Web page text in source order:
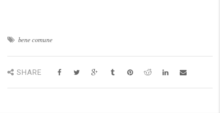
bene comune
SHARE